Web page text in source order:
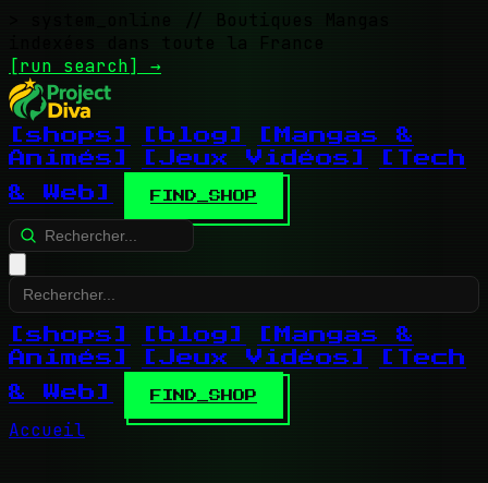
// Boutiques Mangas
indexées dans toute la France
[run search] →
[shops] [blog]
[Mangas &
Animés]
[Jeux Vidéos]
[Tech
& Web]
FIND_SHOP
[shops] [blog]
[Mangas &
Animés]
[Jeux Vidéos]
[Tech
& Web]
FIND_SHOP
Accueil